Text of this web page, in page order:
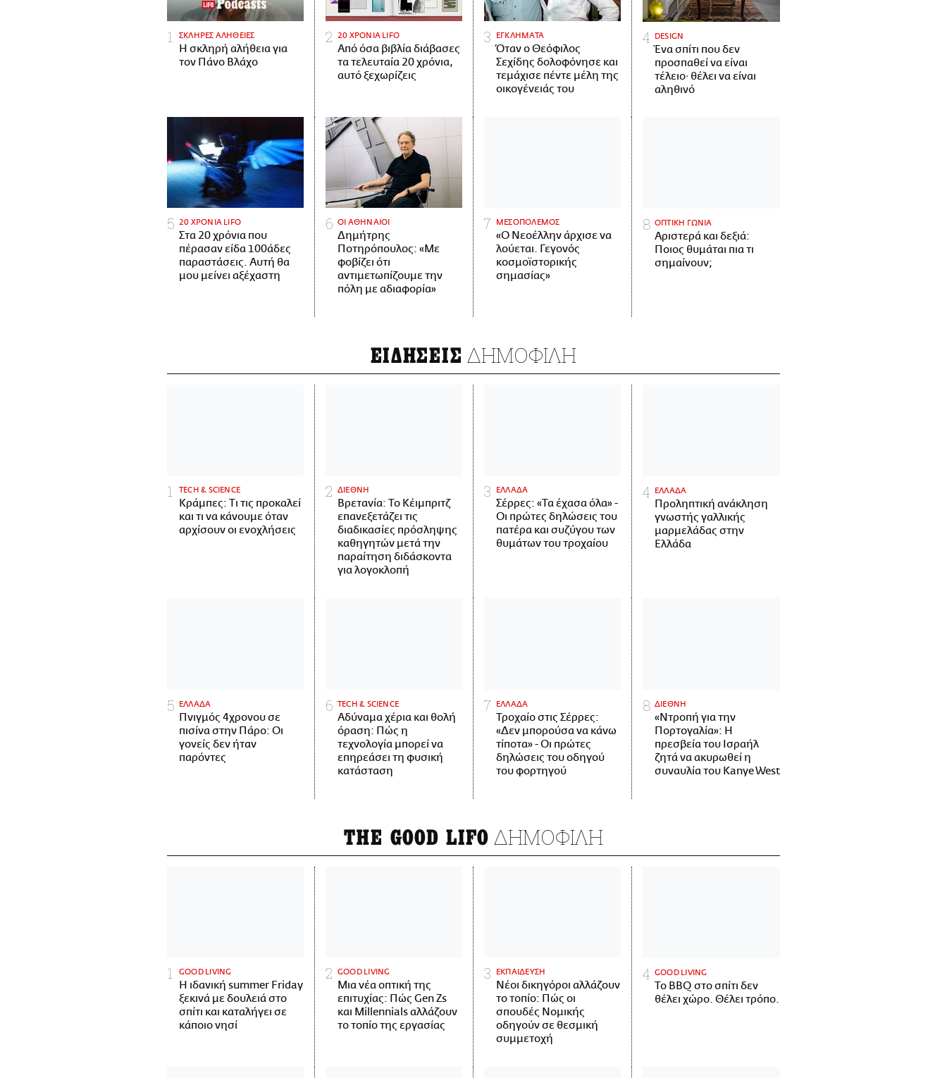
ΣΚΛΗΡΕΣ ΑΛΗΘΕΙΕΣ
H σκληρή αλήθεια για
τον Πάνο Βλάχο
20 ΧΡΟΝΙΑ LIFO
Από όσα βιβλία διάβασες
τα τελευταία 20 χρόνια,
αυτό ξεχωρίζεις
ΕΓΚΛΗΜΑΤΑ
Όταν ο Θεόφιλος
Σεχίδης δολοφόνησε και
τεμάχισε πέντε μέλη της
οικογένειάς του
DESIGN
Ένα σπίτι που δεν
προσπαθεί να είναι
τέλειο· θέλει να είναι
αληθινό
20 ΧΡΟΝΙΑ LIFO
Στα 20 χρόνια που
πέρασαν είδα 100άδες
παραστάσεις. Αυτή θα
μου μείνει αξέχαστη
ΟΙ ΑΘΗΝΑΙΟΙ
Δημήτρης
Ποτηρόπουλος: «Με
φοβίζει ότι
αντιμετωπίζουμε την
πόλη με αδιαφορία»
ΜΕΣΟΠΟΛΕΜΟΣ
«Ο Νεοέλλην άρχισε να
λούεται. Γεγονός
κοσμοϊστορικής
σημασίας»
ΟΠΤΙΚΗ ΓΩΝΙΑ
Αριστερά και δεξιά:
Ποιος θυμάται πια τι
σημαίνουν;
ΕΙΔΗΣΕΙΣ ΔΗΜΟΦΙΛΗ
ΤECH & SCIENCE
Κράμπες: Τι τις προκαλεί
και τι να κάνουμε όταν
αρχίσουν οι ενοχλήσεις
ΔΙΕΘΝΗ
Βρετανία: Το Κέιμπριτζ
επανεξετάζει τις
διαδικασίες πρόσληψης
καθηγητών μετά την
παραίτηση διδάσκοντα
για λογοκλοπή
ΕΛΛΑΔΑ
Σέρρες: «Τα έχασα όλα» -
Οι πρώτες δηλώσεις του
πατέρα και συζύγου των
θυμάτων του τροχαίου
ΕΛΛΑΔΑ
Προληπτική ανάκληση
γνωστής γαλλικής
μαρμελάδας στην
Ελλάδα
ΕΛΛΑΔΑ
Πνιγμός 4χρονου σε
πισίνα στην Πάρο: Οι
γονείς δεν ήταν
παρόντες
ΤECH & SCIENCE
Αδύναμα χέρια και θολή
όραση: Πώς η
τεχνολογία μπορεί να
επηρεάσει τη φυσική
κατάσταση
ΕΛΛΑΔΑ
Τροχαίο στις Σέρρες:
«Δεν μπορούσα να κάνω
τίποτα» - Οι πρώτες
δηλώσεις του οδηγού
του φορτηγού
ΔΙΕΘΝΗ
«Ντροπή για την
Πορτογαλία»: Η
πρεσβεία του Ισραήλ
ζητά να ακυρωθεί η
συναυλία του Kanye West
THE GOOD LIFO ΔΗΜΟΦΙΛΗ
GOOD LIVING
Η ιδανική summer Friday
ξεκινά με δουλειά στο
σπίτι και καταλήγει σε
κάποιο νησί
GOOD LIVING
Μια νέα οπτική της
επιτυχίας: Πώς Gen Zs
και Millennials αλλάζουν
το τοπίο της εργασίας
ΕΚΠΑΙΔΕΥΣΗ
Νέοι δικηγόροι αλλάζουν
το τοπίο: Πώς οι
σπουδές Νομικής
οδηγούν σε θεσμική
συμμετοχή
GOOD LIVING
Το BBQ στο σπίτι δεν
θέλει χώρο. Θέλει τρόπο.